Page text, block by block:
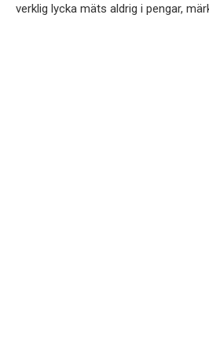
verklig lycka mäts aldrig i pengar,